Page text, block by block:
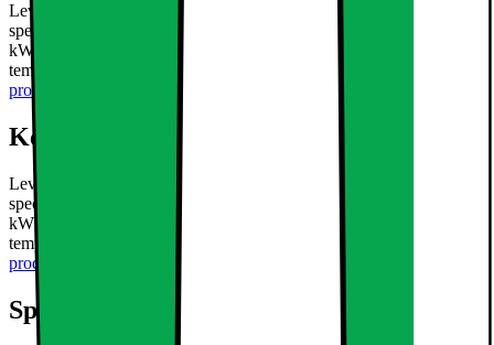
Leveringsomfang: 1x gadelygte 100 W varm hvid Tekniske
specifikationer: Effekt: 100W Vinkel: 70 * 140 ° Strømforbrug: 100
kWh / 1000H Spænding: AC 85-265 V / 50-60 Hz Farve
temperatur: 3000K (varm hvid) kun Strømforbrug.
produktet
Kort om produktet
Leveringsomfang: 1x gadelygte 100 W varm hvid Tekniske
specifikationer: Effekt: 100W Vinkel: 70 * 140 ° Strømforbrug: 100
kWh / 1000H Spænding: AC 85-265 V / 50-60 Hz Farve
temperatur: 3000K (varm hvid) kun Strømforbrug.
produktet
Specifikationer